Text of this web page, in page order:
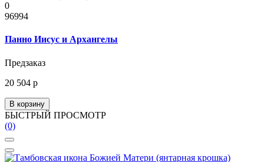
0
96994
Панно Иисус и Архангелы
Предзаказ
20 504 р
В корзину
БЫСТРЫЙ ПРОСМОТР
(0)